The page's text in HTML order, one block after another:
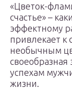
«Цветок-
счастье» –
эффектному
привлекает к
необычным
своеобразная
успехам
жизни.